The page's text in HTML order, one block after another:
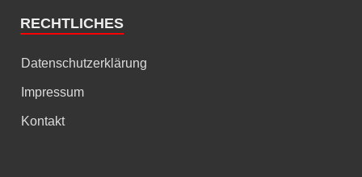
RECHTLICHES
Datenschutzerklärung
Impressum
Kontakt